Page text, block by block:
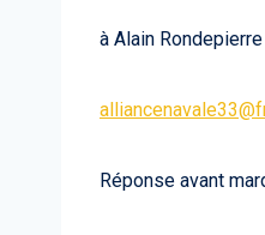
à Alain
Réponse avant